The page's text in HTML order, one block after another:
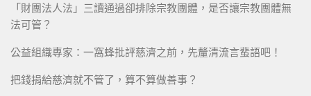
「財團法人法」三讀通過卻排除宗教團體，是否讓宗教團體無
法可管？
公益組織專家：一窩蜂批評慈濟之前，先釐清流言蜚語吧！
把錢捐給慈濟就不管了，算不算做善事？